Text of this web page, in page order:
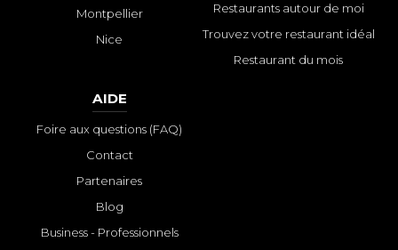
Montpellier
Nice
Restaurants autour de moi
Trouvez votre restaurant idéal
Restaurant du mois
AIDE
Foire aux questions (FAQ)
Contact
Partenaires
Blog
Business - Professionnels